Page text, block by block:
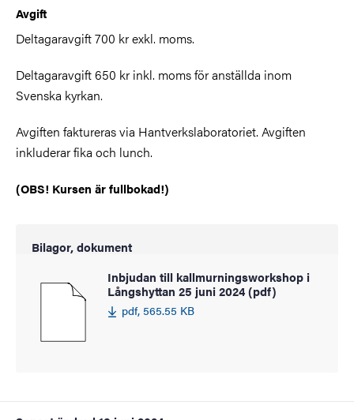
Avgift
Deltagaravgift700 kr exkl. moms.
Deltagaravgift650 kr inkl. moms för anställda inom
Svenska kyrkan.
Avgiften faktureras via Hantverkslaboratoriet. Avgiften
inkluderar fika och lunch.
(OBS! Kursen är fullbokad!)
Bilagor, dokument
Inbjudan till kallmurningsworkshop i
Långshyttan 25 juni 2024 (pdf)
pdf, 565.55 KB